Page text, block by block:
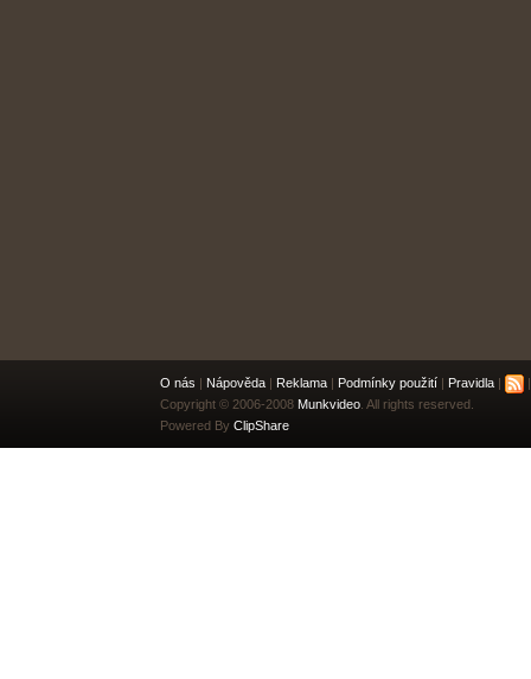
O nás | Nápověda | Reklama | Podmínky použití | Pravidla |
Copyright © 2006-2008 Munkvideo . All rights reserved.
Powered By ClipShare